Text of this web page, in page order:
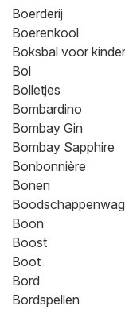
Boerderij
Boerenkool
Boksbal voor
Bol
Bolletjes
Bombardino
Bombay Gin
Bombay Sapphire
Bonbonnière
Bonen
Boon
Boost
Boot
Bord
Bordspellen